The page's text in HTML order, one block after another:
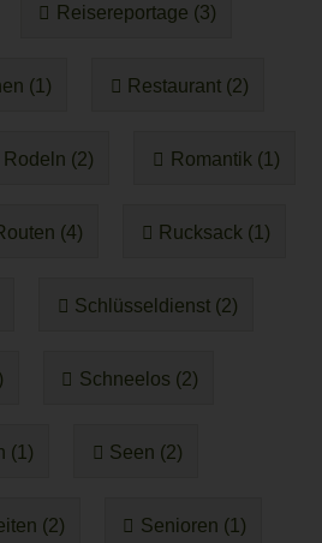
Reisereportage (3)
(1) Restaurant (2)
Rodeln (2) Romantik (1)
(4) Rucksack (1)
Schlüsseldienst (2)
Schneelos (2)
(1) Seen (2)
(2) Senioren (1)